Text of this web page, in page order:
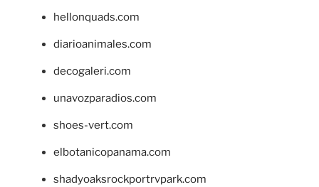
hellonquads.com
diarioanimales.com
decogaleri.com
unavozparadios.com
shoes-vert.com
elbotanicopanama.com
shadyoaksrockportrvpark.com